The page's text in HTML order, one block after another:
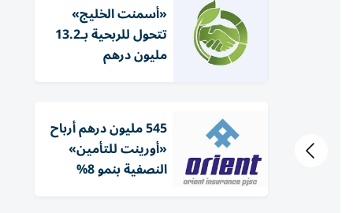
«أسمنت الخليج»
تتحول للربحية بـ13.2
مليون درهم
545 مليون درهم أرباح
«أورينت للتأمين»
النصفية بنمو 8%